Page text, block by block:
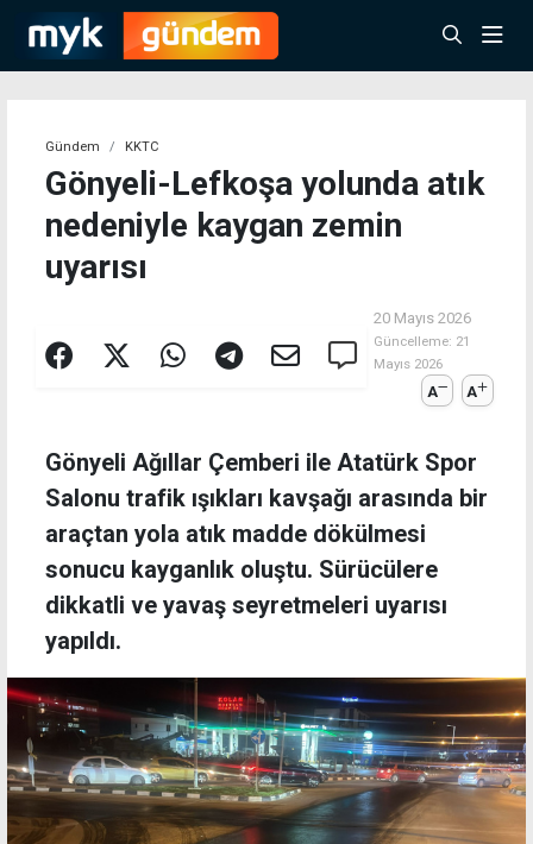
Gündem KKTC
Gönyeli-Lefkoşa yolunda atık
nedeniyle kaygan zemin
uyarısı
20 Mayıs 2026
Güncelleme: 21
Mayıs 2026
A A
Gönyeli Ağıllar Çemberi ile Atatürk Spor
Salonu trafik ışıkları kavşağı arasında bir
araçtan yola atık madde dökülmesi
sonucu kayganlık oluştu. Sürücülere
dikkatli ve yavaş seyretmeleri uyarısı
yapıldı.